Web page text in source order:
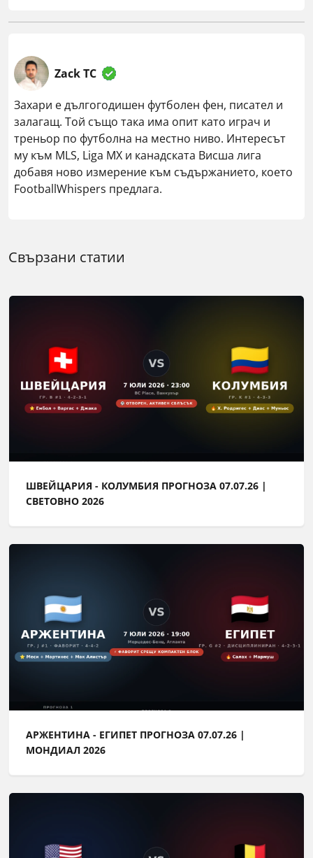
Zack TC
Захари е дългогодишен футболен фен, писател и
залагащ. Той също така има опит като играч и
треньор по футболна на местно ниво. Интересът
му към MLS, Liga MX и канадската Висша лига
добавя ново измерение към съдържанието, което
FootballWhispers предлага.
Свързани статии
ШВЕЙЦАРИЯ - КОЛУМБИЯ ПРОГНОЗА 07.07.26 |
СВЕТОВНО 2026
АРЖЕНТИНА - ЕГИПЕТ ПРОГНОЗА 07.07.26 |
МОНДИАЛ 2026